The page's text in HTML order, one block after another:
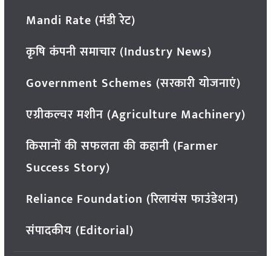
Mandi Rate (मंडी रेट)
कृषि कंपनी समाचार (Industry News)
Government Schemes (सरकारी योजनाएं)
एग्रीकल्चर मशीन (Agriculture Machinery)
किसानों की सफलता की कहानी (Farmer
Success Story)
Reliance Foundation (रिलायंस फाउंडेशन)
संपादकीय (Editorial)